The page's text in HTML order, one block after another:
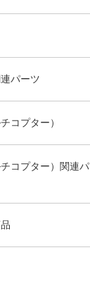
パーツ
コプター）
コプター）関連パ